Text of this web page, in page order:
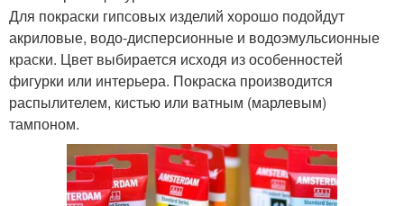
Для покраски гипсовых изделий хорошо подойдут
акриловые, водо-дисперсионные и водоэмульсионные
краски. Цвет выбирается исходя из особенностей
фигурки или интерьера. Покраска производится
распылителем, кистью или ватным (марлевым)
тампоном.